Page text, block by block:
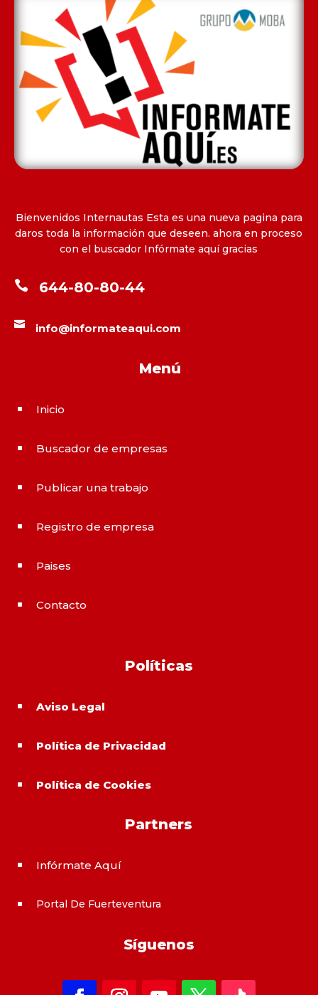
Bienvenidos Internautas Esta es una nueva pagina para
daros toda la información que deseen. ahora en proceso
con el buscador Infórmate aquí gracias
 644-80-80-44
 info@informateaqui.com
Menú
^ Inicio
^ Buscador de empresas
^ Publicar una trabajo
^ Registro de empresa
^ Paises
^ Contacto
Políticas
^ Aviso Legal
^ Política de Privacidad
^ Política de Cookies
Partners
^ Infórmate Aquí
^ Portal De Fuerteventura
Síguenos